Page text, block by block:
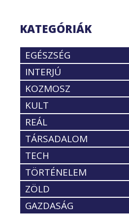
KATEGÓRIÁK
EGÉSZSÉG
INTERJÚ
KOZMOSZ
KULT
REÁL
TÁRSADALOM
TECH
TÖRTÉNELEM
ZÖLD
GAZDASÁG